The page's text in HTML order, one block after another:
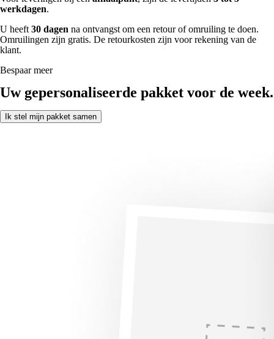
werkdagen.
U heeft 30 dagen na ontvangst om een retour of omruiling te doen.
Omruilingen zijn gratis. De retourkosten zijn voor rekening van de
klant.
Bespaar meer
Uw gepersonaliseerde pakket voor de week.
Ik stel mijn pakket samen